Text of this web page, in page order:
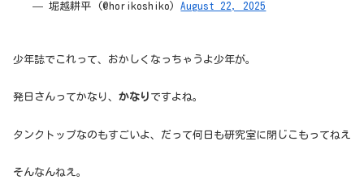
— 堀越耕平 (@horikoshiko)August 22, 2025
少年誌でこれって、おかしくなっちゃうよ少年が。
発日さんってかなり、 かなり ですよね。
タンクトップなのもすごいよ、だって何日も研究室に閉じこもってねえ
そんなんねえ。